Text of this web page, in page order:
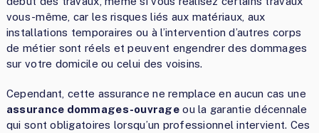
vous-même, car les risques liés aux matériaux, aux
installations temporaires ou à l’intervention d’autres corps
de métier sont réels et peuvent engendrer des dommages
sur votre domicile ou celui des voisins.
Cependant, cette assurance ne remplace en aucun cas une
assurance dommages-ouvrageou la garantie décennale
qui sont obligatoires lorsqu’un professionnel intervient. Ces